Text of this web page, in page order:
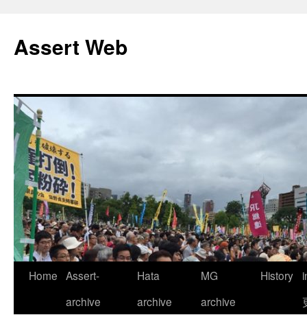
テ
ン
ス
キ
ッ
プ
Assert Web
Home Assert-
archive
Hata
archive
MG
archive
History